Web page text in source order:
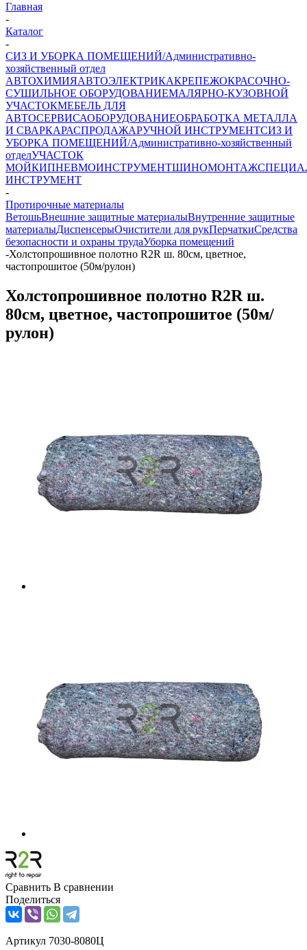
Главная
-
Каталог
-
СИЗ И УБОРКА ПОМЕЩЕНИЙ/Административно-
хозяйственный отдел
АВТОХИМИЯАВТОЭЛЕКТРИКАКРЕПЕЖОКРАСОЧНО-
СУШИЛЬНОЕ ОБОРУДОВАНИЕМАЛЯРНО-КУЗОВНОЙ
УЧАСТОКМЕБЕЛЬ ДЛЯ
АВТОСЕРВИСАОБОРУДОВАНИЕОБРАБОТКА МЕТАЛЛА
И СВАРКАРАСПРОДАЖАРУЧНОЙ ИНСТРУМЕНТСИЗ И
УБОРКА ПОМЕЩЕНИЙ/Административно-хозяйственный
отделУЧАСТОК
МОЙКИПНЕВМОИНСТРУМЕНТШИНОМОНТАЖ
ИНСТРУМЕНТ
-
Протирочные материалы
ВетошьВнешние защитные материалыВнутренние защитные
материалыДиспенсерыОчистители для рукПерчаткиСредства
безопасности и охраны трудаУборка помещений
-Холстопрошивное полотно R2R ш. 80см, цветное,
частопрошитое (50м/рулон)
Холстопрошивное полотно R2R ш.
80см, цветное, частопрошитое (50м/
рулон)
Сравнить В сравнении
Поделиться
Артикул 7030-8080Ц